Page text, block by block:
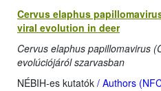
Cervus elaphus
viral evolution in deer
Cervus elaphus papillomavirus
evolúciójáról szarvasban
NÉBIH-es kutatók / Authors